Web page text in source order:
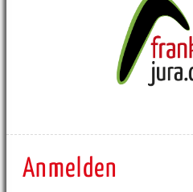
Anmelden